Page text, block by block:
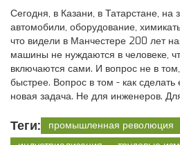
Сегодня, в Казани, в Татарстане, на
автомобили, оборудование,
что видели в Манчестере 200 лет
машины не нуждаются в человеке,
включаются сами. И вопрос не в
быстрее. Вопрос в том - как
новая задача. Не для инженеров.
Теги: промышленная революция